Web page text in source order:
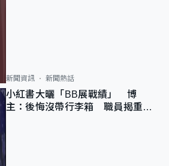
新聞資訊 新聞熱話
小紅書大曬「BB展戰績」 博
主：後悔沒帶行李箱 職員揭重複